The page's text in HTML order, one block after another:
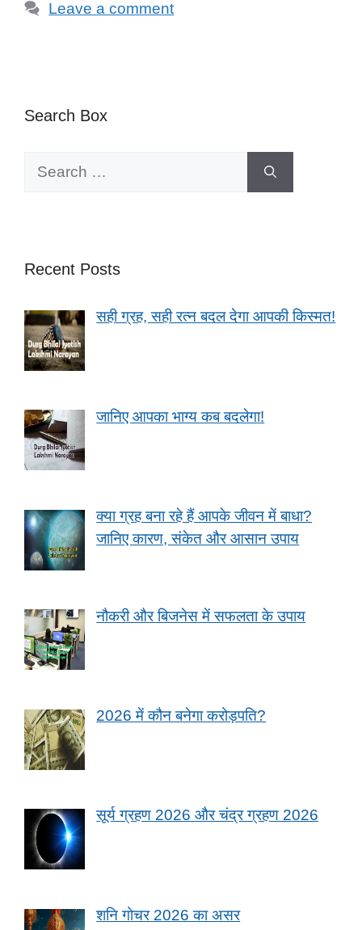
Leave a comment
Search Box
Search
Recent Posts
सही ग्रह, सही रत्न बदल देगा आपकी किस्मत!
जानिए आपका भाग्य कब बदलेगा!
क्या ग्रह बना रहे हैं आपके जीवन में बाधा?
जानिए कारण, संकेत और आसान उपाय
नौकरी और बिजनेस में सफलता के उपाय
2026 में कौन बनेगा करोड़पति?
सूर्य ग्रहण 2026 और चंद्र ग्रहण 2026
शनि गोचर 2026 का असर